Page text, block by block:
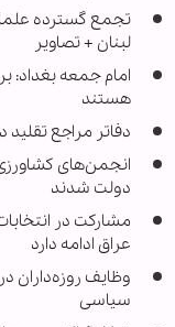
تجمع گسترده
لبنان + تصاویر
امام جمعه
هستند
دفاتر مراجع تقلید
انجمن‌های
دولت شدند
مشارکت در
عراق ادامه دارد
سیاسی